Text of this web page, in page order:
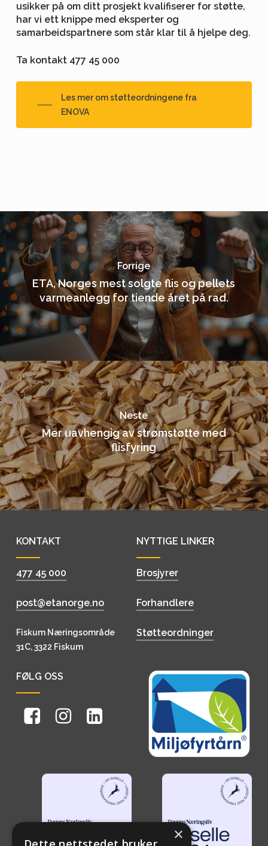
usikker på om ditt prosjekt kvalifiserer for støtte,
har vi ett knippe med eksperter og
samarbeidspartnere som står klar til å hjelpe deg.
Ta kontakt 477 45 000
Les mer om støtteordningene fra
ENOVA
Forrige
ETA, Norges mest solgte flis og pellets
varmeanlegg for tiende året på rad.
Neste
Mer uavhengig av strømstøtte med
flisfyring
KONTAKT
477 45 000
post@etanorge.no
Fiskum Næringsområde
31C, 3322 Fiskum
NYTTIGE LINKER
Brosjyrer
Forhandlere
Støtteordninger
FØLG OSS
×